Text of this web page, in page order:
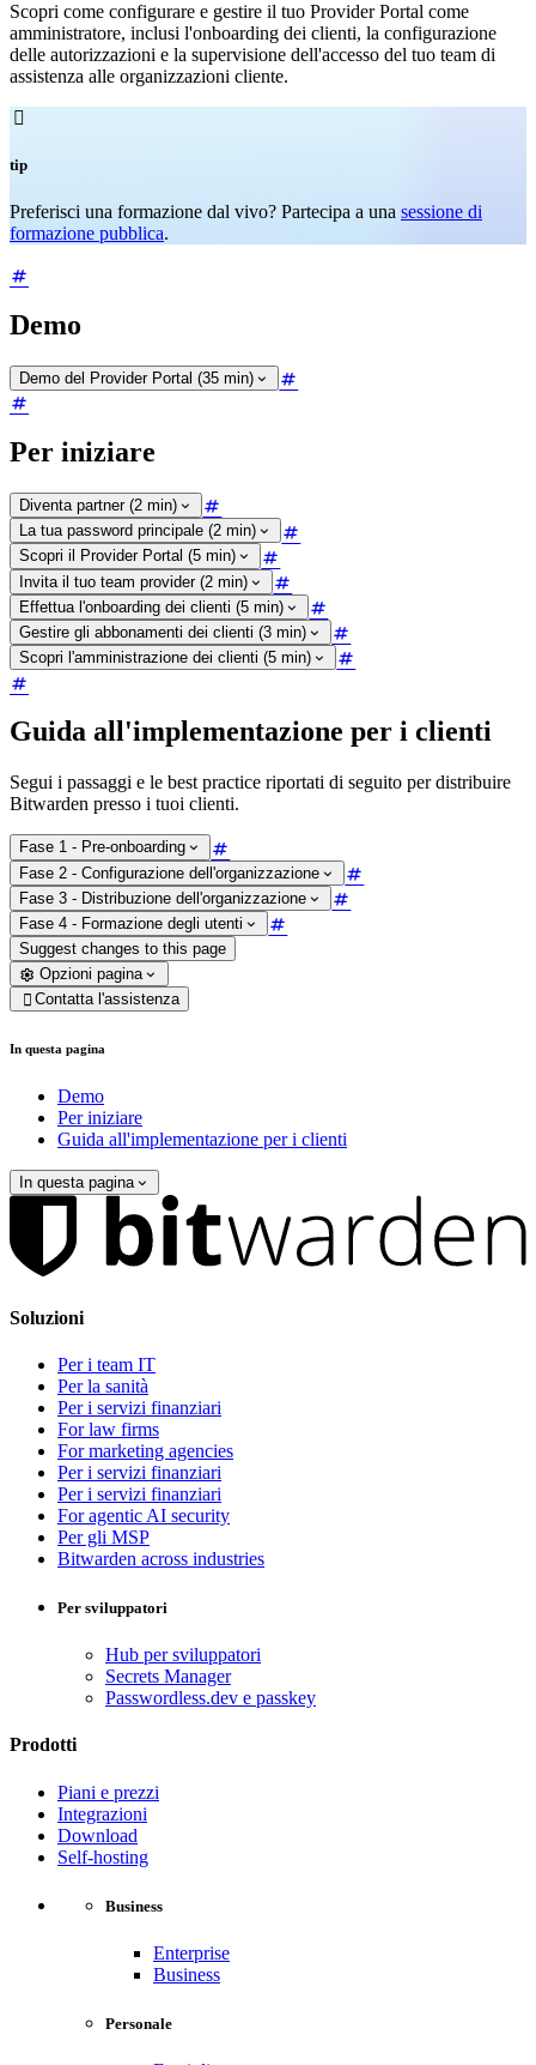
Scopri come configurare e gestire il tuo Provider Portal come
amministratore, inclusi l'onboarding dei clienti, la configurazione
delle autorizzazioni e la supervisione dell'accesso del tuo team di
assistenza alle organizzazioni cliente.

tip
Preferisci una formazione dal vivo? Partecipa a una sessione di
formazione pubblica.
Demo
Demo del Provider Portal (35 min)
Per iniziare
Diventa partner (2 min)
La tua password principale (2 min)
Scopri il Provider Portal (5 min)
Invita il tuo team provider (2 min)
Effettua l'onboarding dei clienti (5 min)
Gestire gli abbonamenti dei clienti (3 min)
Scopri l'amministrazione dei clienti (5 min)
Guida all'implementazione per i clienti
Segui i passaggi e le best practice riportati di seguito per distribuire
Bitwarden presso i tuoi clienti.
Fase 1 - Pre-onboarding
Fase 2 - Configurazione dell'organizzazione
Fase 3 - Distribuzione dell'organizzazione
Fase 4 - Formazione degli utenti
Suggest changes to this page
Opzioni pagina
 Contatta l'assistenza
In questa pagina
Demo
Per iniziare
Guida all'implementazione per i clienti
In questa pagina
Soluzioni
Per i team IT
Per la sanità
Per i servizi finanziari
For law firms
For marketing agencies
Per i servizi finanziari
Per i servizi finanziari
For agentic AI security
Per gli MSP
Bitwarden across industries
Per sviluppatori
Hub per sviluppatori
Secrets Manager
Passwordless.dev e passkey
Prodotti
Piani e prezzi
Integrazioni
Download
Self-hosting
Business
Enterprise
Business
Personale